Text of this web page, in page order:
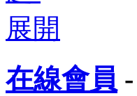
在線會員 -